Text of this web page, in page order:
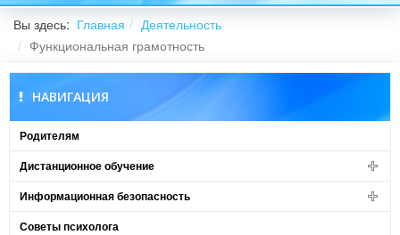
Вы здесь: Главная
Деятельность
Функциональная грамотность
НАВИГАЦИЯ
Родителям
Дистанционное обучение
Информационная безопасность
Советы психолога